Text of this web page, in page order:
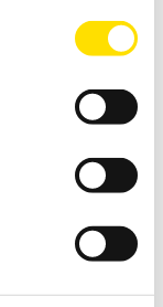
40 00 utgåva 3.